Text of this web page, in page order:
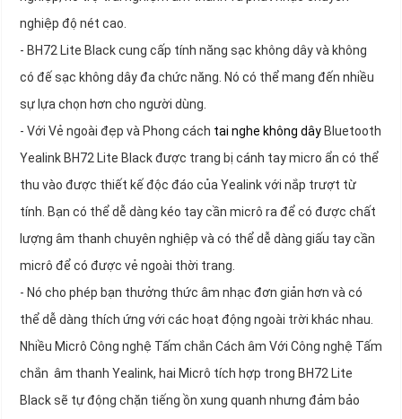
nghiệp độ nét cao.
- BH72 Lite Black cung cấp tính năng sạc không dây và không
có đế sạc không dây đa chức năng. Nó có thể mang đến nhiều
sự lựa chọn hơn cho người dùng.
- Với Vẻ ngoài đẹp và Phong cách tai nghe không dây Bluetooth
Yealink BH72 Lite Black được trang bị cánh tay micro ẩn có thể
thu vào được thiết kế độc đáo của Yealink với nắp trượt từ
tính. Bạn có thể dễ dàng kéo tay cần micrô ra để có được chất
lượng âm thanh chuyên nghiệp và có thể dễ dàng giấu tay cần
micrô để có được vẻ ngoài thời trang.
- Nó cho phép bạn thưởng thức âm nhạc đơn giản hơn và có
thể dễ dàng thích ứng với các hoạt động ngoài trời khác nhau.
Nhiều Micrô Công nghệ Tấm chắn Cách âm Với Công nghệ Tấm
chắn âm thanh Yealink, hai Micrô tích hợp trong BH72 Lite
Black sẽ tự động chặn tiếng ồn xung quanh nhưng đảm bảo